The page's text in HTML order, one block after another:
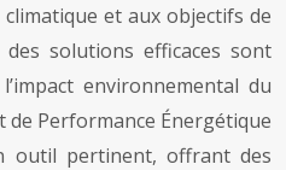
climatique et aux objectifs de
solutions efficaces sont
environnemental du
de Performance Énergétique
outil pertinent, offrant des